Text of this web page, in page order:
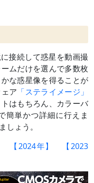
接続して惑星を動画撮
ムだけを選んで多数枚
な惑星像を得ることが
ア 「ステライメージ」
はもちろん、カラーバ
簡単かつ詳細に行えま
しょう。
【2024年】
【2023